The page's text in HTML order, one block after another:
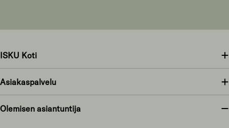
ISKU Koti
Asiakaspalvelu
Olemisen asiantuntija